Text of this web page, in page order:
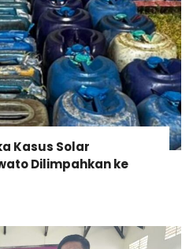
Kasus Solar
Dilimpahkan ke